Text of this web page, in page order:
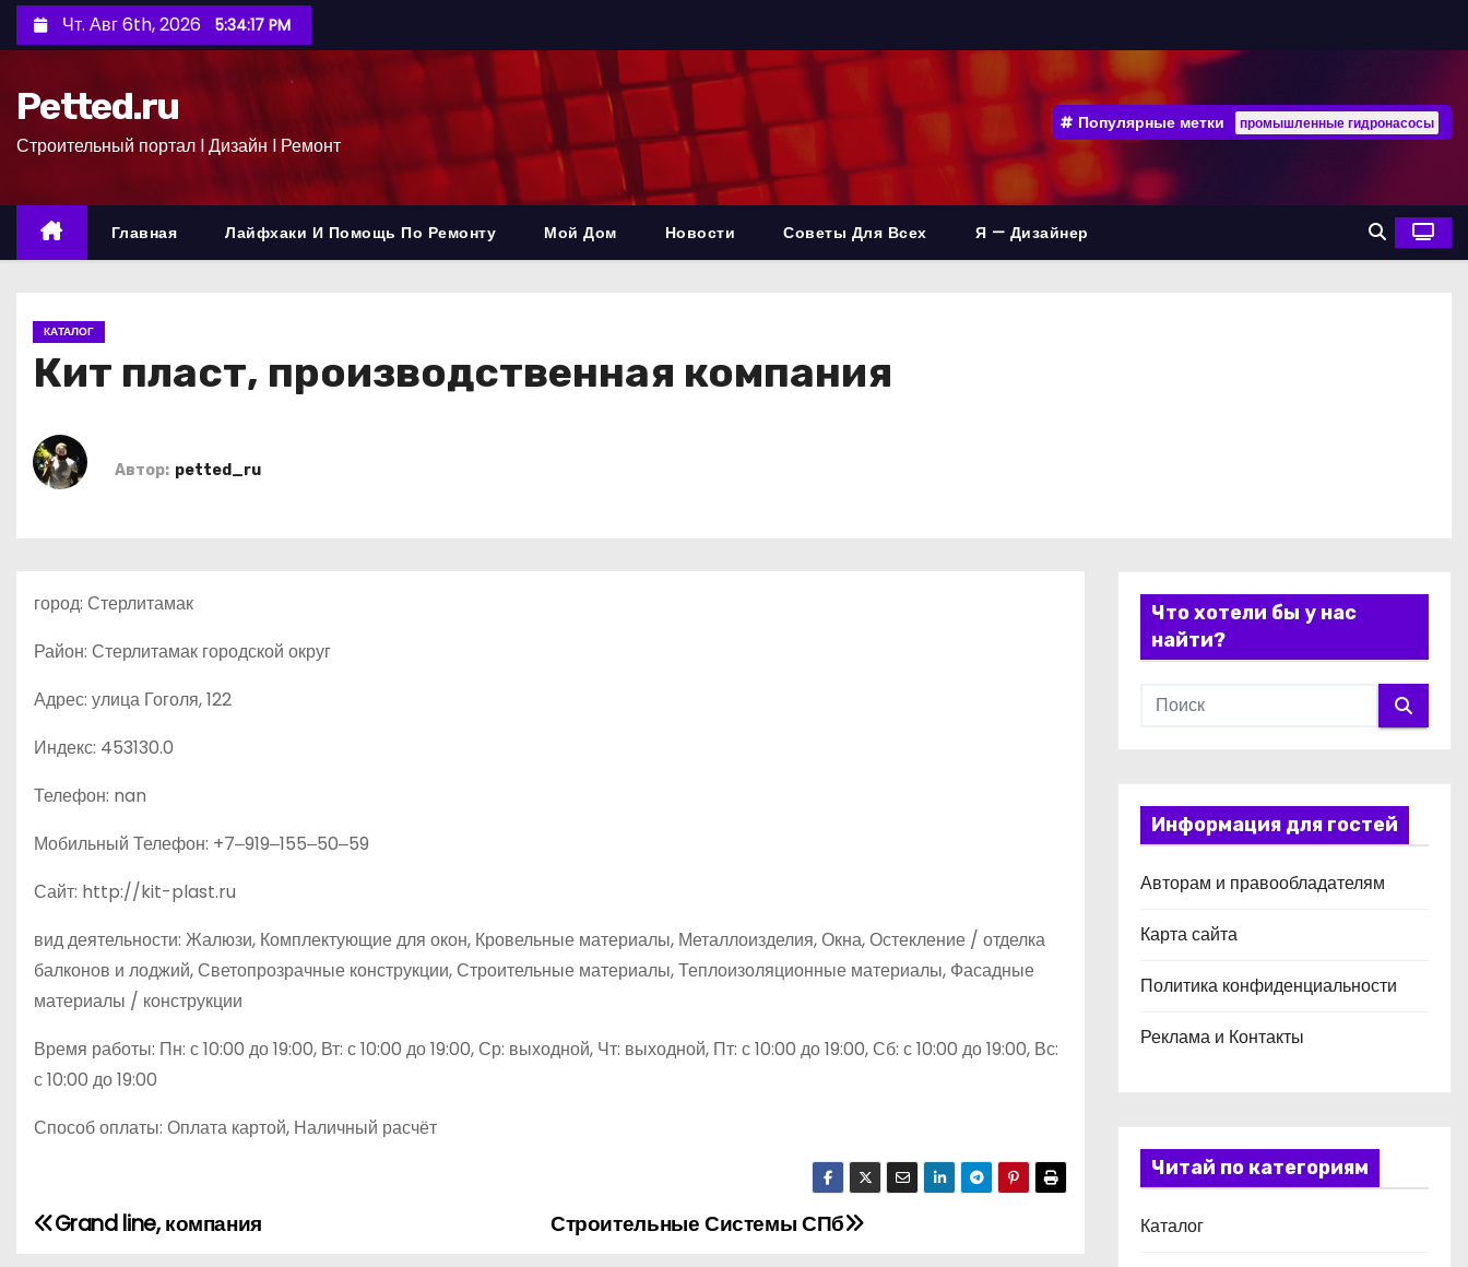
е
с
Чт. Авг 6th, 2026 5:34:18 PM
Petted.ru
Строительный портал l Дизайн l Ремонт
Популярные метки промышленные гидронасосы
Главная Лайфхаки И Помощь По Ремонту Мой Дом Новости Советы Для Всех Я — Дизайнер
КАТАЛОГ
Кит пласт, производственная компания
Автор: petted_ru
город: Стерлитамак
Район: Стерлитамак городской округ
Адрес: улица Гоголя, 122
Индекс: 453130.0
Телефон: nan
Мобильный Телефон: +7‒919‒155‒50‒59
Сайт: http://kit-plast.ru
вид деятельности: Жалюзи, Комплектующие для окон, Кровельные материалы, Металлоизделия, Окна, Остекление / отделка
балконов и лоджий, Светопрозрачные конструкции, Строительные материалы, Теплоизоляционные материалы, Фасадные
материалы / конструкции
Время работы: Пн: с 10:00 до 19:00, Вт: с 10:00 до 19:00, Ср: выходной, Чт: выходной, Пт: с 10:00 до 19:00, Сб: с 10:00 до 19:00, Вс:
с 10:00 до 19:00
Способ оплаты: Оплата картой, Наличный расчёт
Н
Строительные Системы СПб
Grand line, компания
Что хотели бы у нас
найти?
Информация для гостей
Авторам и правообладателям
Карта сайта
Политика конфиденциальности
Реклама и Контакты
Читай по категориям
Каталог